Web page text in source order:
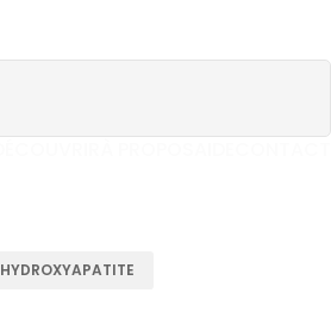
HYDROXYAPATITE